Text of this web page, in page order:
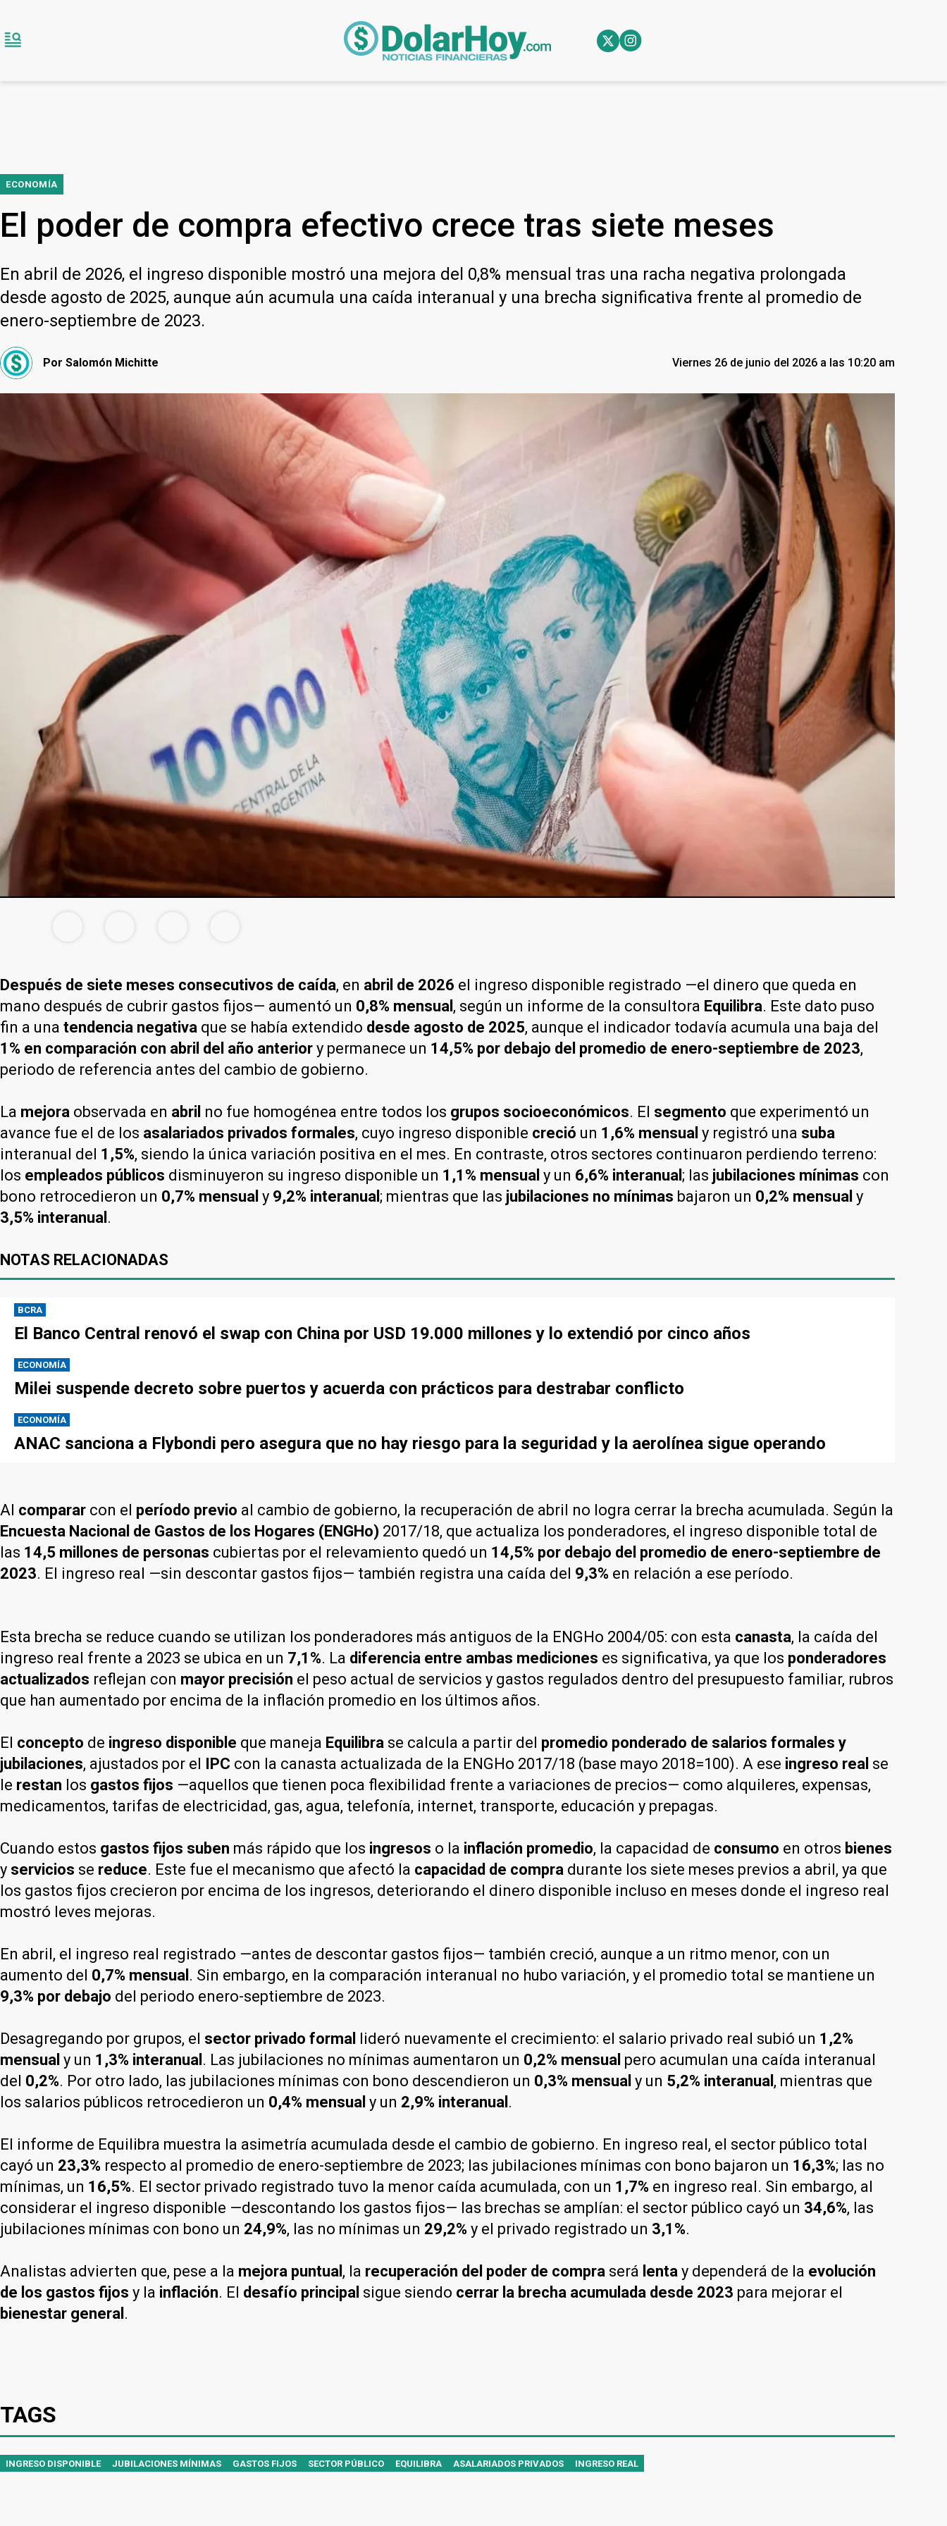
ECONOMÍA
El poder de compra efectivo crece tras siete meses
En abril de 2026, el ingreso disponible mostró una mejora del 0,8% mensual tras una racha negativa prolongada
desde agosto de 2025, aunque aún acumula una caída interanual y una brecha significativa frente al promedio de
enero-septiembre de 2023.
Por Salomón Michitte Viernes 26 de junio del 2026 a las 10:20 am
Después de siete meses consecutivos de caída, en abril de 2026 el ingreso disponible registrado —el dinero que queda en
mano después de cubrir gastos fijos— aumentó un 0,8% mensual , según un informe de la consultora Equilibra. Este dato puso
fin a una tendencia negativa que se había extendido desde agosto de 2025, aunque el indicador todavía acumula una baja del
1% en comparación con abril del año anterior y permanece un 14,5% por debajo del promedio de enero-septiembre de 2023,
periodo de referencia antes del cambio de gobierno.
La mejora observada en abril no fue homogénea entre todos los grupos socioeconómicos. El segmento que experimentó un
avance fue el de los asalariados privados formales, cuyo ingreso disponible creció un 1,6% mensual y registró una suba
interanual del 1,5%, siendo la única variación positiva en el mes. En contraste, otros sectores continuaron perdiendo terreno:
los empleados públicos disminuyeron su ingreso disponible un 1,1% mensual y un 6,6% interanual ; las jubilaciones mínimas con
bono retrocedieron un 0,7% mensual y 9,2% interanual ; mientras que las jubilaciones no mínimas bajaron un 0,2% mensual y
3,5% interanual .
NOTAS RELACIONADAS
BCRA
El Banco Central renovó el swap con China por USD 19.000 millones y lo extendió por cinco años
ECONOMÍA
Milei suspende decreto sobre puertos y acuerda con prácticos para destrabar conflicto
ECONOMÍA
ANAC sanciona a Flybondi pero asegura que no hay riesgo para la seguridad y la aerolínea sigue operando
Al comparar con el período previo al cambio de gobierno, la recuperación de abril no logra cerrar la brecha acumulada. Según la
Encuesta Nacional de Gastos de los Hogares (ENGHo) 2017/18, que actualiza los ponderadores, el ingreso disponible total de
las 14,5 millones de personas cubiertas por el relevamiento quedó un 14,5% por debajo del promedio de enero-septiembre de
2023. El ingreso real —sin descontar gastos fijos— también registra una caída del 9,3% en relación a ese período.
Esta brecha se reduce cuando se utilizan los ponderadores más antiguos de la ENGHo 2004/05: con esta canasta, la caída del
ingreso real frente a 2023 se ubica en un 7,1%. La diferencia entre ambas mediciones es significativa, ya que los ponderadores
actualizados reflejan con mayor precisión el peso actual de servicios y gastos regulados dentro del presupuesto familiar, rubros
que han aumentado por encima de la inflación promedio en los últimos años.
El concepto de ingreso disponible que maneja Equilibra se calcula a partir del promedio ponderado de salarios formales y
jubilaciones, ajustados por el IPC con la canasta actualizada de la ENGHo 2017/18 (base mayo 2018=100). A ese ingreso real se
le restan los gastos fijos —aquellos que tienen poca flexibilidad frente a variaciones de precios— como alquileres, expensas,
medicamentos, tarifas de electricidad, gas, agua, telefonía, internet, transporte, educación y prepagas.
Cuando estos gastos fijos suben más rápido que los ingresos o la inflación promedio, la capacidad de consumo en otros bienes
y servicios se reduce. Este fue el mecanismo que afectó la capacidad de compra durante los siete meses previos a abril, ya que
los gastos fijos crecieron por encima de los ingresos, deteriorando el dinero disponible incluso en meses donde el ingreso real
mostró leves mejoras.
En abril, el ingreso real registrado —antes de descontar gastos fijos— también creció, aunque a un ritmo menor, con un
aumento del 0,7% mensual . Sin embargo, en la comparación interanual no hubo variación, y el promedio total se mantiene un
9,3% por debajo del periodo enero-septiembre de 2023.
Desagregando por grupos, el sector privado formal lideró nuevamente el crecimiento: el salario privado real subió un 1,2%
mensual y un 1,3% interanual . Las jubilaciones no mínimas aumentaron un 0,2% mensual pero acumulan una caída interanual
del 0,2%. Por otro lado, las jubilaciones mínimas con bono descendieron un 0,3% mensual y un 5,2% interanual , mientras que
los salarios públicos retrocedieron un 0,4% mensual y un 2,9% interanual .
El informe de Equilibra muestra la asimetría acumulada desde el cambio de gobierno. En ingreso real, el sector público total
cayó un 23,3% respecto al promedio de enero-septiembre de 2023; las jubilaciones mínimas con bono bajaron un 16,3%; las no
mínimas, un 16,5%. El sector privado registrado tuvo la menor caída acumulada, con un 1,7% en ingreso real. Sin embargo, al
considerar el ingreso disponible —descontando los gastos fijos— las brechas se amplían: el sector público cayó un 34,6%, las
jubilaciones mínimas con bono un 24,9%, las no mínimas un 29,2% y el privado registrado un 3,1%.
Analistas advierten que, pese a la mejora puntual , la recuperación del poder de compra será lenta y dependerá de la evolución
de los gastos fijos y la inflación. El desafío principal sigue siendo cerrar la brecha acumulada desde 2023 para mejorar el
bienestar general .
TAGS
INGRESO DISPONIBLE JUBILACIONES MÍNIMAS GASTOS FIJOS SECTOR PÚBLICO EQUILIBRA ASALARIADOS PRIVADOS INGRESO REAL